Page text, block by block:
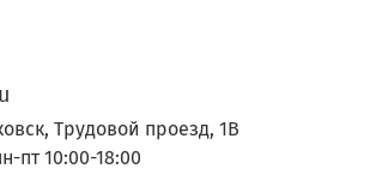
Трудовой проезд, 1В
пт 10:00-18:00